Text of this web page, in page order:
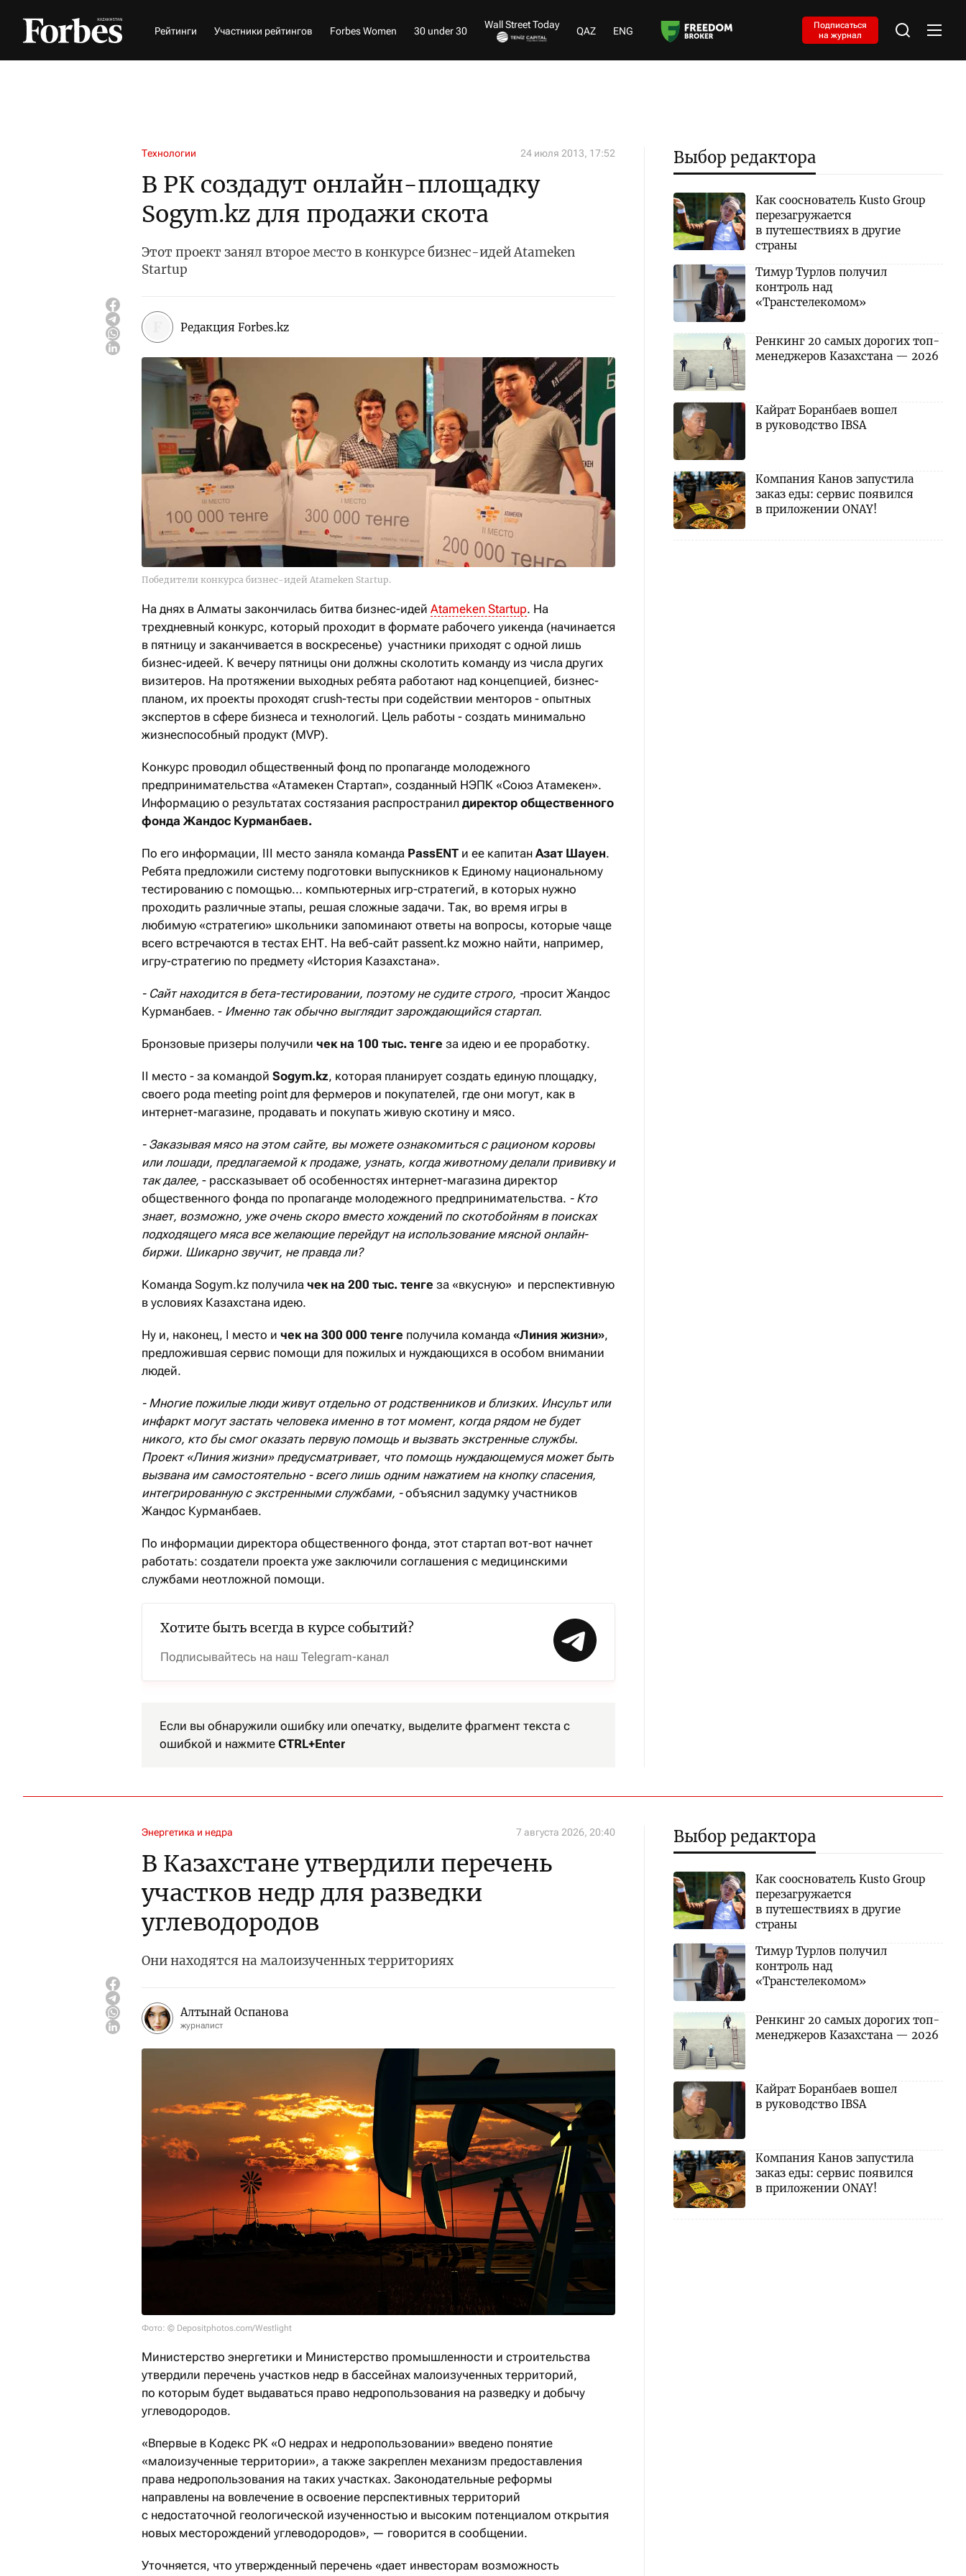
Рейтинги Участники рейтингов Forbes Women 30 under 30
Wall Street Today
QAZ ENG
Подписаться
на журнал
Технологии 24 июля 2013, 17:52
В РК создадут онлайн-площадку
Sogym.kz для продажи скота
Этот проект занял второе место в конкурсе бизнес-идей Atameken
Startup
Редакция Forbes.kz
Победители конкурса бизнес-идей Atameken Startup.
На днях в Алматы закончилась битва бизнес-идей Atameken Startup. На
трехдневный конкурс, который проходит в формате рабочего уикенда (начинается
в пятницу и заканчивается в воскресенье) участники приходят с одной лишь
бизнес-идеей. К вечеру пятницы они должны сколотить команду из числа других
визитеров. На протяжении выходных ребята работают над концепцией, бизнес-
планом, их проекты проходят crush-тесты при содействии менторов - опытных
экспертов в сфере бизнеса и технологий. Цель работы - создать минимально
жизнеспособный продукт (MVP).
Конкурс проводил общественный фонд по пропаганде молодежного
предпринимательства «Атамекен Стартап», созданный НЭПК «Союз Атамекен».
Информацию о результатах состязания распространил директор общественного
фонда Жандос Курманбаев.
По его информации, III место заняла команда PassENT и ее капитан Азат Шауен.
Ребята предложили систему подготовки выпускников к Единому национальному
тестированию с помощью... компьютерных игр-стратегий, в которых нужно
проходить различные этапы, решая сложные задачи. Так, во время игры в
любимую «стратегию» школьники запоминают ответы на вопросы, которые чаще
всего встречаются в тестах ЕНТ. На веб-сайт passent.kz можно найти, например,
игру-стратегию по предмету «История Казахстана».
- Сайт находится в бета-тестировании, поэтому не судите строго, -просит Жандос
Курманбаев. - Именно так обычно выглядит зарождающийся стартап.
Бронзовые призеры получили чек на 100 тыс. тенге за идею и ее проработку.
II место - за командой Sogym.kz, которая планирует создать единую площадку,
своего рода meeting point для фермеров и покупателей, где они могут, как в
интернет-магазине, продавать и покупать живую скотину и мясо.
- Заказывая мясо на этом сайте, вы можете ознакомиться с рационом коровы
или лошади, предлагаемой к продаже, узнать, когда животному делали прививку и
так далее, - рассказывает об особенностях интернет-магазина директор
общественного фонда по пропаганде молодежного предпринимательства. - Кто
знает, возможно, уже очень скоро вместо хождений по скотобойням в поисках
подходящего мяса все желающие перейдут на использование мясной онлайн-
биржи. Шикарно звучит, не правда ли?
Команда Sogym.kz получила чек на 200 тыс. тенге за «вкусную» и перспективную
в условиях Казахстана идею.
Ну и, наконец, I место и чек на 300 000 тенге получила команда «Линия жизни»,
предложившая сервис помощи для пожилых и нуждающихся в особом внимании
людей.
- Многие пожилые люди живут отдельно от родственников и близких. Инсульт или
инфаркт могут застать человека именно в тот момент, когда рядом не будет
никого, кто бы смог оказать первую помощь и вызвать экстренные службы.
Проект «Линия жизни» предусматривает, что помощь нуждающемуся может быть
вызвана им самостоятельно - всего лишь одним нажатием на кнопку спасения,
интегрированную с экстренными службами, -объяснил задумку участников
Жандос Курманбаев.
По информации директора общественного фонда, этот стартап вот-вот начнет
работать: создатели проекта уже заключили соглашения с медицинскими
службами неотложной помощи.
Хотите быть всегда в курсе событий?
Подписывайтесь на наш Telegram-канал
Если вы обнаружили ошибку или опечатку, выделите фрагмент текста с
ошибкой и нажмите CTRL+Enter
Выбор редактора
Как сооснователь Kusto Group
перезагружается
в путешествиях в другие
страны
Тимур Турлов получил
контроль над
«Транстелекомом»
Ренкинг 20 самых дорогих топ-
менеджеров Казахстана — 2026
Кайрат Боранбаев вошел
в руководство IBSA
Компания Канов запустила
заказ еды: сервис появился
в приложении ONAY!
Энергетика и недра 7 августа 2026, 20:40
В Казахстане утвердили перечень
участков недр для разведки
углеводородов
Они находятся на малоизученных территориях
Алтынай Оспанова
журналист
Фото: © Depositphotos.com/Westlight
Министерство энергетики и Министерство промышленности и строительства
утвердили перечень участков недр в бассейнах малоизученных территорий,
по которым будет выдаваться право недропользования на разведку и добычу
углеводородов.
«Впервые в Кодекс РК «О недрах и недропользовании» введено понятие
«малоизученные территории», а также закреплен механизм предоставления
права недропользования на таких участках. Законодательные реформы
направлены на вовлечение в освоение перспективных территорий
с недостаточной геологической изученностью и высоким потенциалом открытия
новых месторождений углеводородов», — говорится в сообщении.
Уточняется, что утвержденный перечень «дает инвесторам возможность
Выбор редактора
Как сооснователь Kusto Group
перезагружается
в путешествиях в другие
страны
Тимур Турлов получил
контроль над
«Транстелекомом»
Ренкинг 20 самых дорогих топ-
менеджеров Казахстана — 2026
Кайрат Боранбаев вошел
в руководство IBSA
Компания Канов запустила
заказ еды: сервис появился
в приложении ONAY!